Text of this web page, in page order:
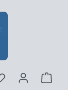
anzeigen